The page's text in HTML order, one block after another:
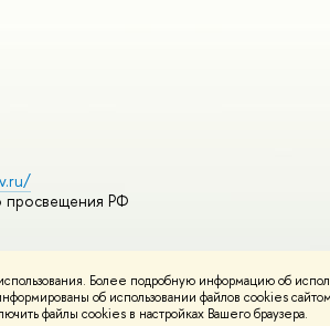
Более подробную информацию об
об использовании файлов cookies
файлы cookies в настройках Вашего браузера.
просвещения РФ
конфиденциальностиКарта сайта